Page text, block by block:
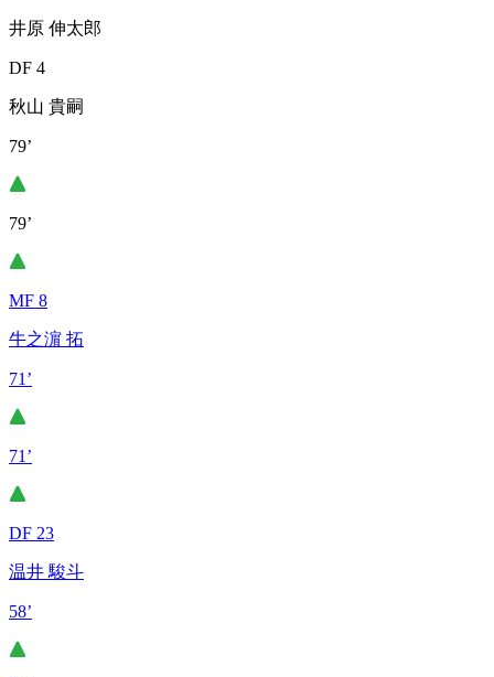
井原 伸太郎
DF 4
秋山 貴嗣
79’
79’
MF 8
牛之濵 拓
71’
71’
DF 23
温井 駿斗
58’